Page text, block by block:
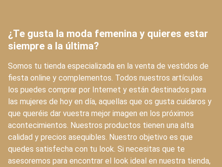
¿Te gusta la moda femenina y quieres estar
siempre a la última?
Somos tu tienda especializada en la venta de vestidos de
fiesta online y complementos. Todos nuestros artículos
los puedes comprar por Internet y están destinados para
las mujeres de hoy en día, aquellas que os gusta cuidaros y
que queréis dar vuestra mejor imagen en los próximos
acontecimientos. Nuestros productos tienen una alta
calidad y precios asequibles. Nuestro objetivo es que
quedes satisfecha con tu look. Si necesitas que te
asesoremos para encontrar el look ideal en nuestra tienda,